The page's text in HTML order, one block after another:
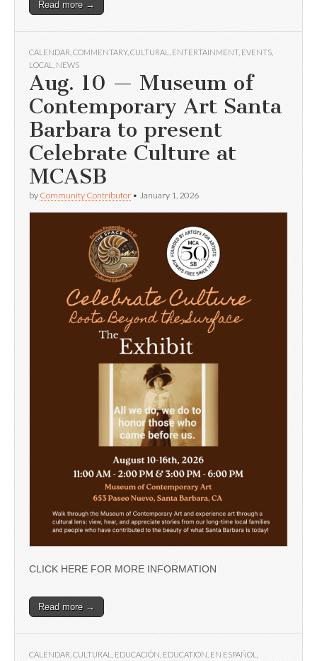
Read more →
CALENDAR COMMENTARY, CULTURAL ENTERTAINMENT, EVENTS
LOCAL
NEWS
Aug. 10 — Museum of
Contemporary Art Santa
Barbara to present
Celebrate Culture at
MCASB
by Community Contributor • January 1, 2026
CLICK HERE FOR MORE INFORMATION
Read more →
CALENDAR CULTURAL EDUCACIÓN EDUCATION EN ESPAÑOL